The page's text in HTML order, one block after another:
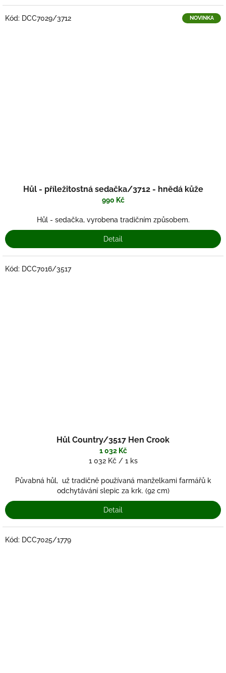
NOVINKA
Hůl - příležitostná sedačka/3712 - hnědá kůže
990 Kč
Hůl - sedačka, vyrobena tradičním způsobem.
Detail
Kód: DCC7029/3712
Hůl Country/3517 Hen Crook
1 032 Kč
Měrná
1 032 Kč / 1 ks
Půvabná hůl, už tradičně používaná manželkami farmářů k
odchytávání slepic za krk. (92 cm)
Detail
Kód: DCC7016/3517
Kód: DCC7025/1779